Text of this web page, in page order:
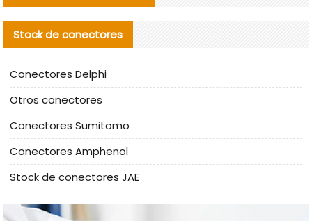
Stock de conectores
Conectores Delphi
Otros conectores
Conectores Sumitomo
Conectores Amphenol
Stock de conectores JAE